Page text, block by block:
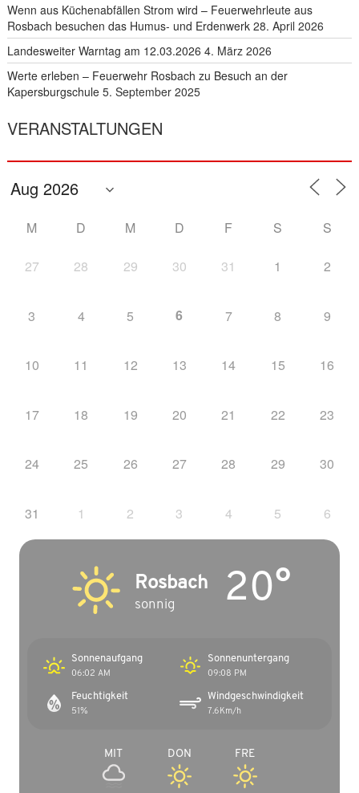
Wenn aus Küchenabfällen Strom wird – Feuerwehrleute aus
Rosbach besuchen das Humus- und Erdenwerk 28. April 2026
Landesweiter Warntag am 12.03.2026 4. März 2026
Werte erleben – Feuerwehr Rosbach zu Besuch an der
Kapersburgschule 5. September 2025
VERANSTALTUNGEN
M D M D F S S
27 28 29 30 31 1 2
3 4 5 6 7 8 9
10 11 12 13 14 15 16
17 18 19 20 21 22 23
24 25 26 27 28 29 30
31 1 2 3 4 5 6
Rosbach
sonnig 20°
Sonnenaufgang
06:02 AM
Sonnenuntergang
09:08 PM
Feuchtigkeit
51%
Windgeschwindigkeit
7.6Km/h
MIT DON FRE